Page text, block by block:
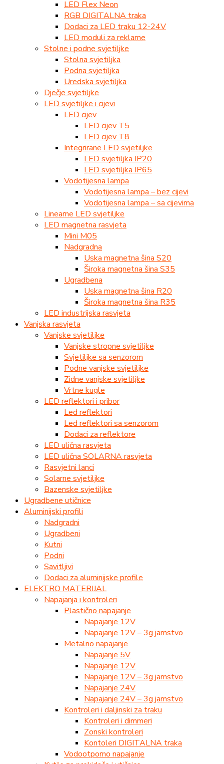
LED Flex Neon
RGB DIGITALNA traka
Dodaci za LED traku 12-24V
LED moduli za reklame
Stolne i podne svjetiljke
Stolna svjetiljka
Podna svjetiljka
Uredska svjetiljka
Dječje svjetiljke
LED svjetiljke i cijevi
LED cijev
LED cijev T5
LED cijev T8
Integrirane LED svjetiljke
LED svjetiljka IP20
LED svjetiljka IP65
Vodotijesna lampa
Vodotijesna lampa – bez cijevi
Vodotijesna lampa – sa cijevima
Linearne LED svjetiljke
LED magnetna rasvjeta
Mini M05
Nadgradna
Uska magnetna šina S20
Široka magnetna šina S35
Ugradbena
Uska magnetna šina R20
Široka magnetna šina R35
LED industrijska rasvjeta
Vanjska rasvjeta
Vanjske svjetiljke
Vanjske stropne svjetiljke
Svjetiljke sa senzorom
Podne vanjske svjetiljke
Zidne vanjske svjetiljke
Vrtne kugle
LED reflektori i pribor
Led reflektori
Led reflektori sa senzorom
Dodaci za reflektore
LED ulična rasvjeta
LED ulična SOLARNA rasvjeta
Rasvjetni lanci
Solarne svjetiljke
Bazenske svjetiljke
Ugradbene utičnice
Aluminijski profili
Nadgradni
Ugradbeni
Kutni
Podni
Savitljivi
Dodaci za aluminijske profile
ELEKTRO MATERIJAL
Napajanja i kontroleri
Plastično napajanje
Napajanje 12V
Napajanje 12V – 3g jamstvo
Metalno napajanje
Napajanje 5V
Napajanje 12V
Napajanje 12V – 3g jamstvo
Napajanje 24V
Napajanje 24V – 3g jamstvo
Kontroleri i daljinski za traku
Kontroleri i dimmeri
Zonski kontroleri
Kontoleri DIGITALNA traka
Vodootporno napajanje